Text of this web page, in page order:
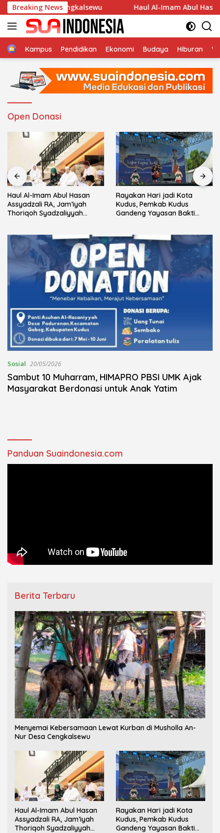
Langsung
ke
konten
Breaking News
Desa Cengkalsewu Haul Al-Imam Abul Hasan
HomeKampus Pendidikan Ekonomi Budaya Hiburan
Open Donasi
Haul Al-Imam Abul Hasan
Assyadzali RA, Jam’iyah
Thoriqoh Syadzaliyyah
Rayakan Hari jadi Kota
Kudus, Pemkab Kudus
Gandeng Yayasan Bakti
Sosial 20/05/2026
Sambut 10 Muharram, HIMAPRO PBSI UMK Ajak
Masyarakat Berdonasi untuk Anak Yatim
Panduan Suaindonesia.com
Berita Terbaru
Menyemai Kebersamaan Lewat Kurban di Musholla An-
Nur Desa Cengkalsewu
Haul Al-Imam Abul Hasan
Assyadzali RA, Jam’iyah
Thoriqoh Syadzaliyyah
Rayakan Hari jadi Kota
Kudus, Pemkab Kudus
Gandeng Yayasan Bakti